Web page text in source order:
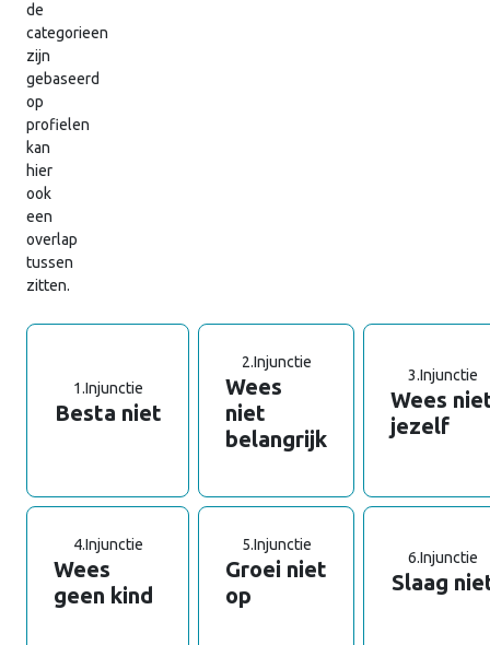
de
categorieen
zijn
gebaseerd
op
profielen
kan
hier
ook
een
overlap
tussen
zitten.
1.Injunctie
Besta niet
2.Injunctie
Wees
niet
belangrijk
3.Injunctie
Wees
jezelf
4.Injunctie
Wees
geen kind
5.Injunctie
Groei niet
op
6.Injunctie
Slaag